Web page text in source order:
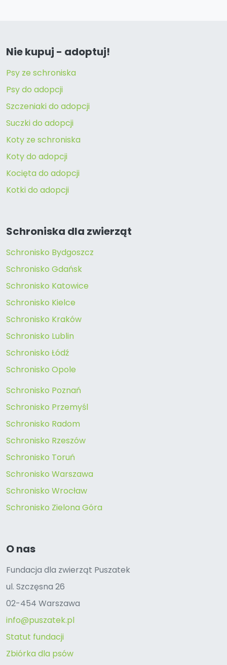
Nie kupuj - adoptuj!
Psy ze schroniska
Psy do adopcji
Szczeniaki do adopcji
Suczki do adopcji
Koty ze schroniska
Koty do adopcji
Kocięta do adopcji
Kotki do adopcji
Schroniska dla zwierząt
Schronisko Bydgoszcz
Schronisko Gdańsk
Schronisko Katowice
Schronisko Kielce
Schronisko Kraków
Schronisko Lublin
Schronisko Łódź
Schronisko Opole
Schronisko Poznań
Schronisko Przemyśl
Schronisko Radom
Schronisko Rzeszów
Schronisko Toruń
Schronisko Warszawa
Schronisko Wrocław
Schronisko Zielona Góra
O nas
Fundacja dla zwierząt Puszatek
ul. Szczęsna 26
02-454 Warszawa
info@puszatek.pl
Statut fundacji
Zbiórka dla psów